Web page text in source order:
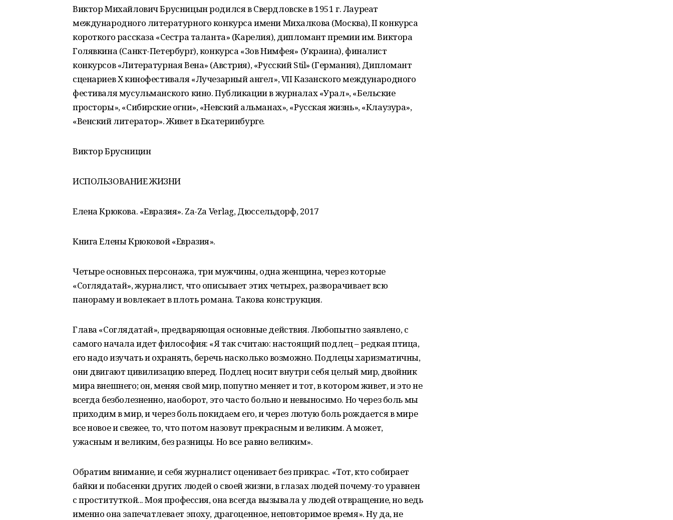
Виктор Михайлович Брусницын родился в Свердловске в 1951 г. Лауреат
международного литературного конкурса имени Михалкова (Москва), II конкурса
короткого рассказа «Сестра таланта» (Карелия), дипломант премии им. Виктора
Голявкина (Санкт-Петербург), конкурса «Зов Нимфея» (Украина), финалист
конкурсов «Литературная Вена» (Австрия), «Русский Stil» (Германия), Дипломант
сценариев Х кинофестиваля «Лучезарный ангел», VII Казанского международного
фестиваля мусульманского кино. Публикации в журналах «Урал», «Бельские
просторы», «Сибирские огни», «Невский альманах», «Русская жизнь», «Клаузура»,
«Венский литератор». Живет в Екатеринбурге.
Виктор Брусницин
ИСПОЛЬЗОВАНИЕ ЖИЗНИ
Елена Крюкова. «Евразия». Za-Za Verlag, Дюссельдорф, 2017
Книга Елены Крюковой «Евразия».
Четыре основных персонажа, три мужчины, одна женщина, через которые
«Соглядатай», журналист, что описывает этих четырех, разворачивает всю
панораму и вовлекает в плоть романа. Такова конструкция.
Глава «Соглядатай», предваряющая основные действия. Любопытно заявлено, с
самого начала идет философия: «Я так считаю: настоящий подлец – редкая птица,
его надо изучать и охранять, беречь насколько возможно. Подлецы харизматичны,
они двигают цивилизацию вперед. Подлец носит внутри себя целый мир, двойник
мира внешнего; он, меняя свой мир, попутно меняет и тот, в котором живет, и это не
всегда безболезненно, наоборот, это часто больно и невыносимо. Но через боль мы
приходим в мир, и через боль покидаем его, и через лютую боль рождается в мире
все новое и свежее, то, что потом назовут прекрасным и великим. А может,
ужасным и великим, без разницы. Но все равно великим».
Обратим внимание, и себя журналист оценивает без прикрас. «Тот, кто собирает
байки и побасенки других людей о своей жизни, в глазах людей почему-то уравнен
с проституткой... Моя профессия, она всегда вызывала у людей отвращение, но ведь
именно она запечатлевает эпоху, драгоценное, неповторимое время». Ну да, не